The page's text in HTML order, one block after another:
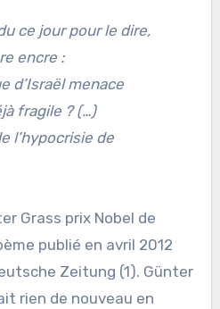
ce jour pour le dire,
encre :
d’Israël menace
fragile ? (…)
l’hypocrisie de
Grass prix Nobel de
publié en avril 2012
Zeitung (1). Günter
rien de nouveau en